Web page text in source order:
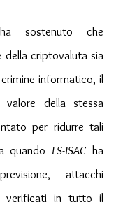
sostenuto che
della criptovaluta sia
informatico, il
della stessa
per ridurre tali
quando FS-ISAC ha
attacchi
verificati in tutto il